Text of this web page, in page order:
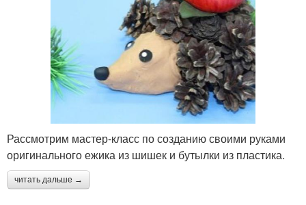
Рассмотрим мастер-класс по созданию своими руками
оригинального ежика из шишек и бутылки из пластика.
читать дальше →